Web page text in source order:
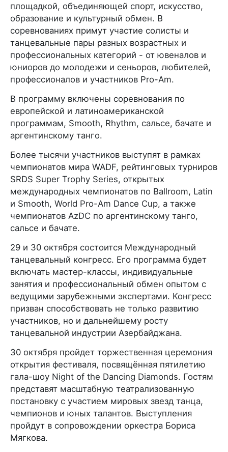
площадкой, объединяющей спорт, искусство,
образование и культурный обмен. В
соревнованиях примут участие солисты и
танцевальные пары разных возрастных и
профессиональных категорий - от ювеналов и
юниоров до молодежи и сеньоров, любителей,
профессионалов и участников Pro-Am.
В программу включены соревнования по
европейской и латиноамериканской
программам, Smooth, Rhythm, сальсе, бачате и
аргентинскому танго.
Более тысячи участников выступят в рамках
чемпионатов мира WADF, рейтинговых турниров
SRDS Super Trophy Series, открытых
международных чемпионатов по Ballroom, Latin
и Smooth, World Pro-Am Dance Cup, а также
чемпионатов AzDC по аргентинскому танго,
сальсе и бачате.
29 и 30 октября состоится Международный
танцевальный конгресс. Его программа будет
включать мастер-классы, индивидуальные
занятия и профессиональный обмен опытом с
ведущими зарубежными экспертами. Конгресс
призван способствовать не только развитию
участников, но и дальнейшему росту
танцевальной индустрии Азербайджана.
30 октября пройдет торжественная церемония
открытия фестиваля, посвящённая пятилетию
гала-шоу Night of the Dancing Diamonds. Гостям
представят масштабную театрализованную
постановку с участием мировых звезд танца,
чемпионов и юных талантов. Выступления
пройдут в сопровождении оркестра Бориса
Мягкова.